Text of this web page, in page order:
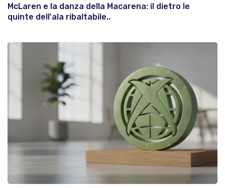
McLaren e la danza della Macarena: il dietro le
quinte dell'ala ribaltabile..